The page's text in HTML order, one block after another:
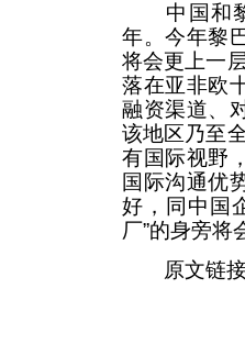
中国和黎
年。今年黎
将会更上一
落在亚非欧
融资渠道、
该地区乃至
有国际视野
国际沟通优
好，同中国
厂”的身旁将
原文链接